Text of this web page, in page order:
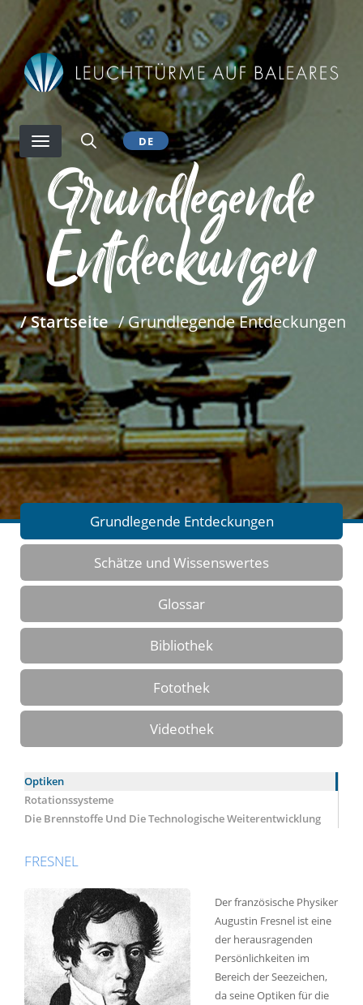
Direkt
zum
Inhalt
DE
Grundlegende
Entdeckungen
/ Startseite / Grundlegende Entdeckungen
Grundlegende Entdeckungen
Schätze und Wissenswertes
Glossar
Bibliothek
Fotothek
Videothek
Optiken
Rotationssysteme
Die Brennstoffe Und Die Technologische Weiterentwicklung
FRESNEL
Der französische Physiker
Augustin Fresnel ist eine
der herausragenden
Persönlichkeiten im
Bereich der Seezeichen,
da seine Optiken für die